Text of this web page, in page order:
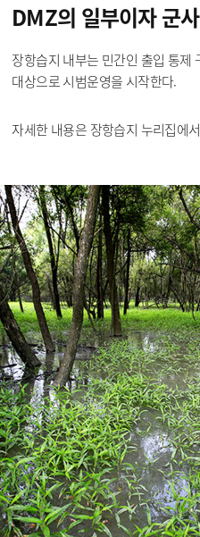
DMZ의 일부이자군
장항습지 내부는 민간인 출입 통제
대상으로 시범운영을 시작한다.
자세한 내용은 장항습지 누리집에